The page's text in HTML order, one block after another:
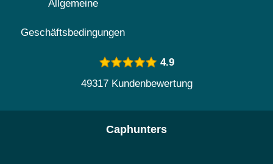
Allgemeine
Geschäftsbedingungen
4.9
49317 Kundenbewertung
Caphunters